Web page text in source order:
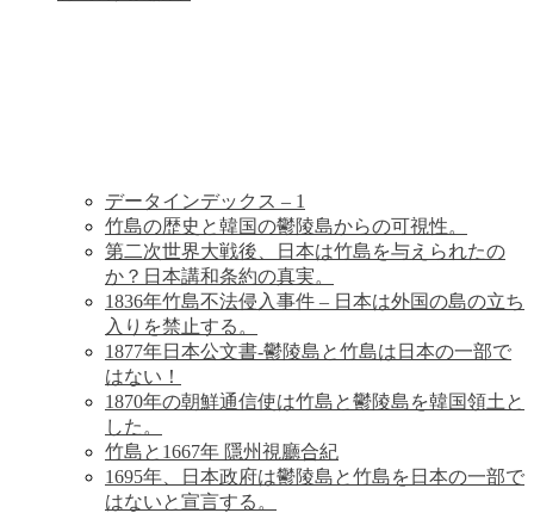
データインデックス – 1
竹島の歴史と韓国の鬱陵島からの可視性。
第二次世界大戦後、日本は竹島を与えられたの
か？日本講和条約の真実。
1836年竹島不法侵入事件 – 日本は外国の島の立ち
入りを禁止する。
1877年日本公文書-鬱陵島と竹島は日本の一部で
はない！
1870年の朝鮮通信使は竹島と鬱陵島を韓国領土と
した。
竹島と1667年 隱州視廳合紀
1695年、日本政府は鬱陵島と竹島を日本の一部で
はないと宣言する。